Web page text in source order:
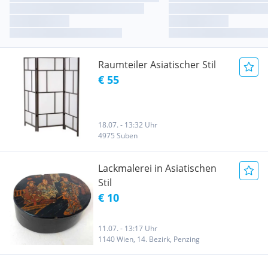
Raumteiler Asiatischer Stil
€ 55
18.07. - 13:32 Uhr
4975 Suben
Lackmalerei in Asiatischen
Stil
€ 10
11.07. - 13:17 Uhr
1140 Wien, 14. Bezirk, Penzing